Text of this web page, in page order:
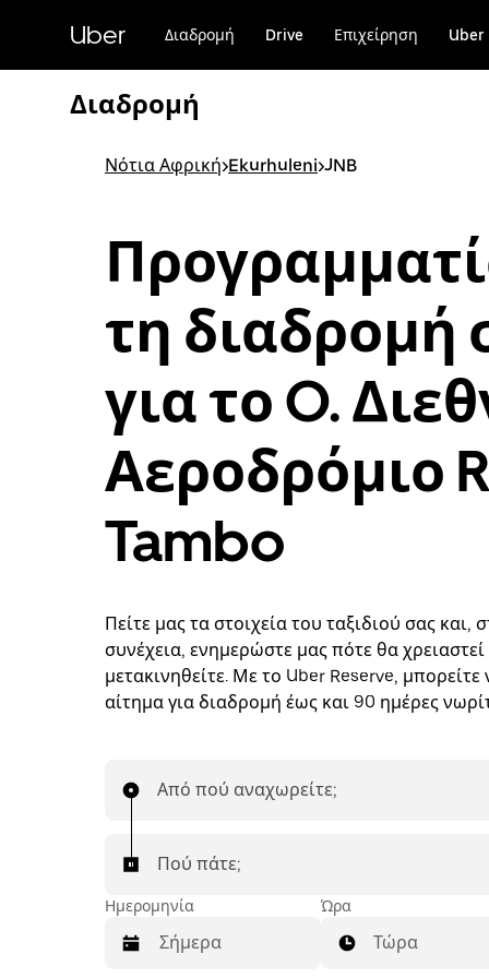
περιεχόμενο
Uber Διαδρομή Drive Επιχείρηση Uber
Διαδρομή
Νότια Αφρική>Ekurhuleni>JNB
τη διαδρομή
για το O.
Αεροδρόμιο
Tambo
Πείτε μας τα στοιχεία του ταξιδιού σας και,
συνέχεια, ενημερώστε μας πότε θα
μετακινηθείτε. Με το Uber Reserve, μπορείτε
αίτημα για διαδρομή έως και 90 ημέρες
Από πού αναχωρείτε;
Πού πάτε;
Ημερομηνία Ώρα
Τώρα